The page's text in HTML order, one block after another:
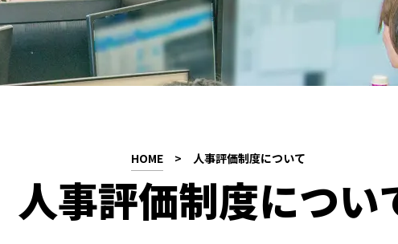
HOME> 人事評価制度について
人事評価制度につい